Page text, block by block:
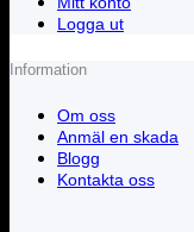
Logga ut
Information
Om oss
Anmäl en skada
Blogg
Kontakta oss